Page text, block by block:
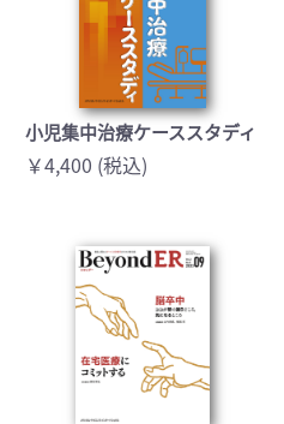
小児集中治療ケーススタディ
￥4,400 (税込)